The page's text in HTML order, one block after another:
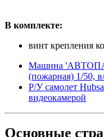
В комплекте:
винт крепления
Машина
(пожарная) 1/50,
Р/У самолет
видеокамерой
Основные